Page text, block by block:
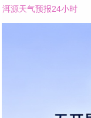
洱源天气预报24小时